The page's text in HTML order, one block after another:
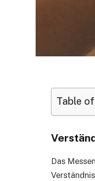
Table
Das